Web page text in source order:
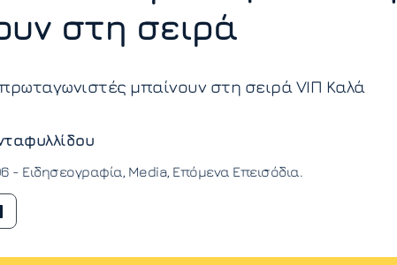
στη σειρά
μπαίνουν στη σειρά VIΠ Καλά
- Ειδησεογραφία Media Επόμενα Επεισόδια